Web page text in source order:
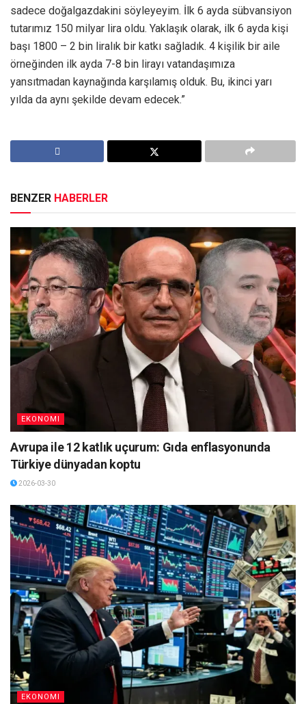
sadece doğalgazdakini söyleyeyim. İlk 6 ayda sübvansiyon
tutarımız 150 milyar lira oldu. Yaklaşık olarak, ilk 6 ayda kişi
başı 1800 – 2 bin liralık bir katkı sağladık. 4 kişilik bir aile
örneğinden ilk ayda 7-8 bin lirayı vatandaşımıza
yansıtmadan kaynağında karşılamış olduk. Bu, ikinci yarı
yılda da aynı şekilde devam edecek.”
BENZER HABERLER
EKONOMI
Avrupa ile 12 katlık uçurum: Gıda enflasyonunda
Türkiye dünyadan koptu
2026-03-30
EKONOMI